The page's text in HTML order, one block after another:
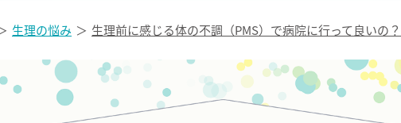
生理の悩み 生理前に感じる体の不調（PMS）で病院に行って良いの？